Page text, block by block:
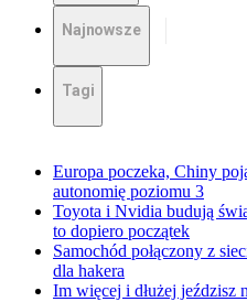
Najnowsze
Tagi
Europa poczeka, Chiny
autonomię poziomu 3
Toyota i Nvidia budują
to dopiero początek
Samochód połączony z
dla hakera
Im więcej i dłużej jeździsz